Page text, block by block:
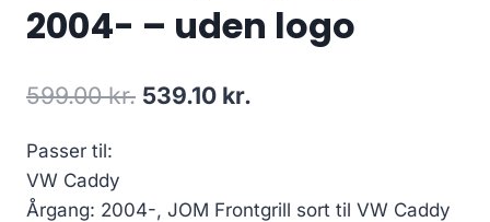
2004- – uden logo
599.00kr. Den
var:
539.10 kr.
er:
Passer til:
VW Caddy
Årgang: 2004-, JOM Frontgrill sort til VW Caddy